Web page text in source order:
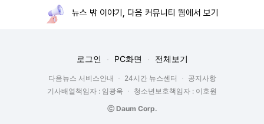
뉴스 밖 이야기, 다음 커뮤니티 웹에서 보기
로그인 PC화면 전체보기
다음뉴스 서비스안내 24시간 뉴스센터
공지사항
기사배열책임자 : 임광욱
청소년보호책임자 : 이호원
ⓒ Daum Corp.